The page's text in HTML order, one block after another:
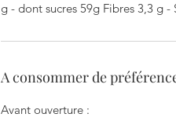
g - dont sucres 59g Fibres 3,3 g -
A consommer de
Avant ouverture :